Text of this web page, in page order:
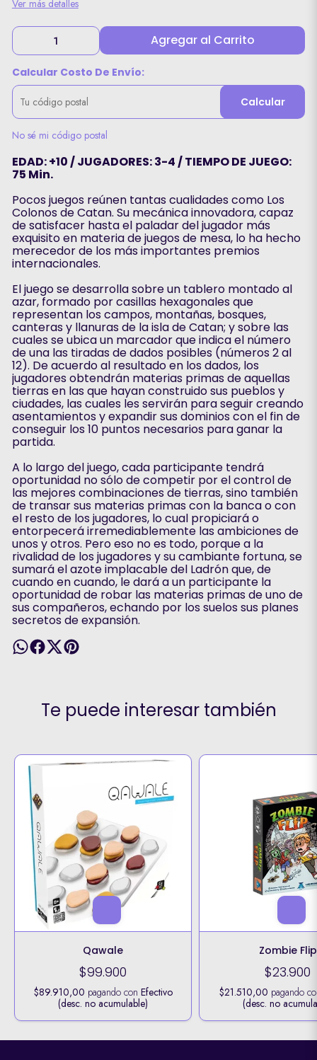
Ver más detalles
Agregar al Carrito
Calcular Costo De Envío:
Calcular
No sé mi código postal
EDAD: +10 / JUGADORES: 3-4 / TIEMPO DE JUEGO:
75 Min.
Pocos juegos reúnen tantas cualidades como Los
Colonos de Catan. Su mecánica innovadora, capaz
de satisfacer hasta el paladar del jugador más
exquisito en materia de juegos de mesa, lo ha hecho
merecedor de los más importantes premios
internacionales.
El juego se desarrolla sobre un tablero montado al
azar, formado por casillas hexagonales que
representan los campos, montañas, bosques,
canteras y llanuras de la isla de Catan; y sobre las
cuales se ubica un marcador que indica el número
de una las tiradas de dados posibles (números 2 al
12). De acuerdo al resultado en los dados, los
jugadores obtendrán materias primas de aquellas
tierras en las que hayan construido sus pueblos y
ciudades, las cuales les servirán para seguir creando
asentamientos y expandir sus dominios con el fin de
conseguir los 10 puntos necesarios para ganar la
partida.
A lo largo del juego, cada participante tendrá
oportunidad no sólo de competir por el control de
las mejores combinaciones de tierras, sino también
de transar sus materias primas con la banca o con
el resto de los jugadores, lo cual propiciará o
entorpecerá irremediablemente las ambiciones de
unos y otros. Pero eso no es todo, porque a la
rivalidad de los jugadores y su cambiante fortuna, se
sumará el azote implacable del Ladrón que, de
cuando en cuando, le dará a un participante la
oportunidad de robar las materias primas de uno de
sus compañeros, echando por los suelos sus planes
secretos de expansión.
Te puede interesar también
Qawale
$99.900
$89.910,00 pagando con Efectivo
(desc. no acumulable)
Zombie Flip
$23.900
$21.510,00 pagando
(desc. no